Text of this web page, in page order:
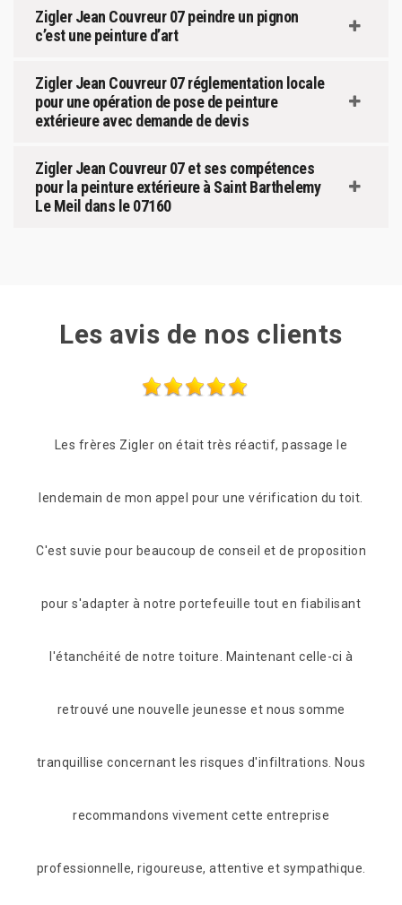
Zigler Jean Couvreur 07 peindre un pignon
c’est une peinture d’art
Zigler Jean Couvreur 07 réglementation locale
pour une opération de pose de peinture
extérieure avec demande de devis
Zigler Jean Couvreur 07 et ses compétences
pour la peinture extérieure à Saint Barthelemy
Le Meil dans le 07160
Les avis de nos clients
Compétence et rapidité (lendemain de mon appel) et
en plus gentillesse et conseils mérite bien ses 5
étoiles Merci